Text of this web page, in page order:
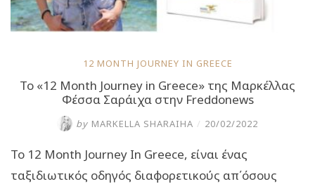
12 MONTH JOURNEY IN GREECE
Το «12 Month Journey in Greece» της Μαρκέλλας
Φέσσα Σαράιχα στην Freddonews
by MARKELLA SHARAIHA / 20/02/2022
Το 12 Month Journey In Greece, είναι ένας
ταξιδιωτικός οδηγός διαφορετικούς απ΄όσους